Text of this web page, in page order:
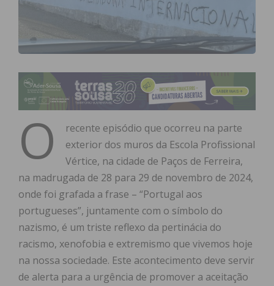
O
recente episódio que ocorreu na parte
exterior dos muros da Escola Profissional
Vértice, na cidade de Paços de Ferreira,
na madrugada de 28 para 29 de novembro de 2024,
onde foi grafada a frase – “Portugal aos
portugueses”, juntamente com o símbolo do
nazismo, é um triste reflexo da pertinácia do
racismo, xenofobia e extremismo que vivemos hoje
na nossa sociedade. Este acontecimento deve servir
de alerta para a urgência de promover a aceitação